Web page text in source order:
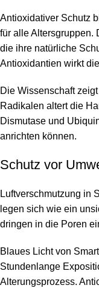
Antioxidativer Schutz
für alle Altersgruppen.
die ihre natürliche
Antioxidantien wirkt
Die Wissenschaft
Radikalen altert die
Dismutase und
anrichten können.
Schutz vor
Luftverschmutzung in
legen sich wie ein
dringen in die Poren
Blaues Licht von
Stundenlange
Alterungsprozess.